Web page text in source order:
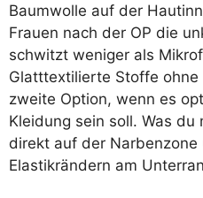
Baumwolle auf der
Frauen nach der OP die
schwitzt weniger als
Glatttextilierte Stoffe
zweite Option, wenn es
Kleidung sein soll. Was
direkt auf der
Elastikrändern am